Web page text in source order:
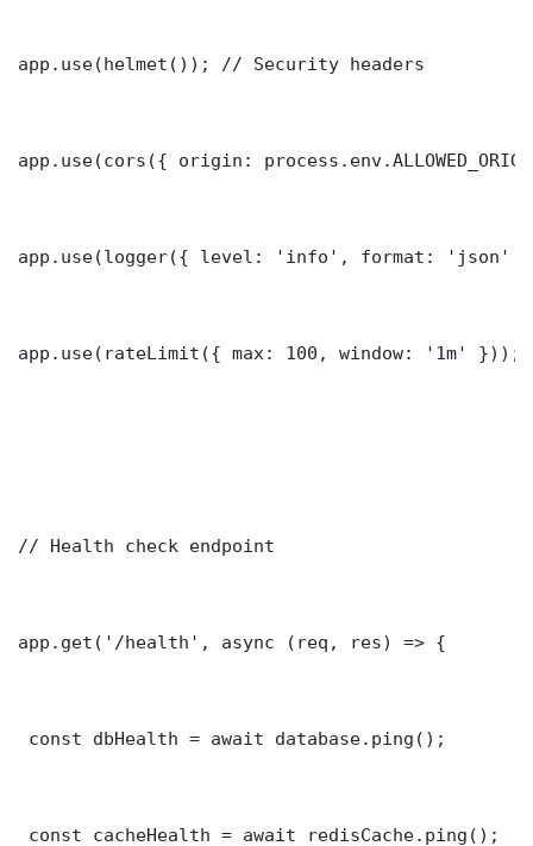
app.use(helmet()); // Security headers
app.use(cors({ origin:
app.use(logger({ level: 'info', format: 'json'
app.use(rateLimit({ max: 100, window: '1m' }));
// Health check endpoint
app.get('/health', async (req, res) => {
const dbHealth = await database.ping();
const cacheHealth = await redisCache.ping();